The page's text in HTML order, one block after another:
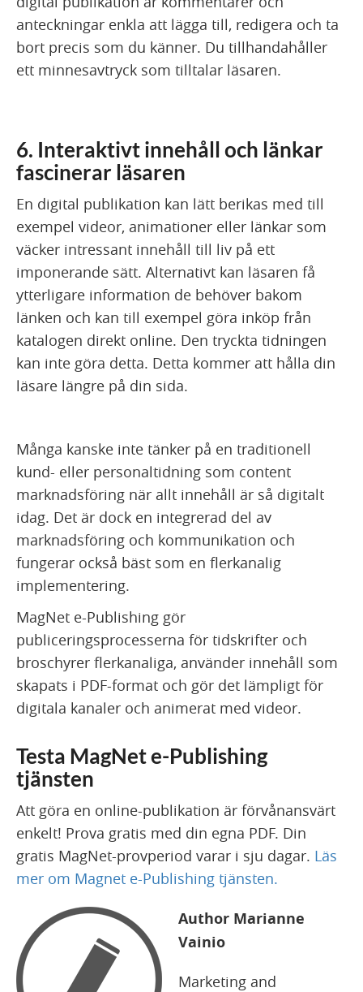
anteckningar enkla att lägga till, redigera och ta
bort precis som du känner. Du tillhandahåller
ett minnesavtryck som tilltalar läsaren.
6. Interaktivt innehåll och länkar
fascinerar läsaren
En digital publikation kan lätt berikas med till
exempel videor, animationer eller länkar som
väcker intressant innehåll till liv på ett
imponerande sätt. Alternativt kan läsaren få
ytterligare information de behöver bakom
länken och kan till exempel göra inköp från
katalogen direkt online. Den tryckta tidningen
kan inte göra detta. Detta kommer att hålla din
läsare längre på din sida.
Många kanske inte tänker på en traditionell
kund- eller personaltidning som content
marknadsföring när allt innehåll är så digitalt
idag. Det är dock en integrerad del av
marknadsföring och kommunikation och
fungerar också bäst som en flerkanalig
implementering.
MagNet e-Publishing gör
publiceringsprocesserna för tidskrifter och
broschyrer flerkanaliga, använder innehåll som
skapats i PDF-format och gör det lämpligt för
digitala kanaler och animerat med videor.
Testa MagNet e-Publishing
tjänsten
Att göra en online-publikation är förvånansvärt
enkelt! Prova gratis med din egna PDF. Din
gratis MagNet-provperiod varar i sju dagar. Läs
mer om Magnet e-Publishing tjänsten.
Author Marianne
Vainio
Marketing and